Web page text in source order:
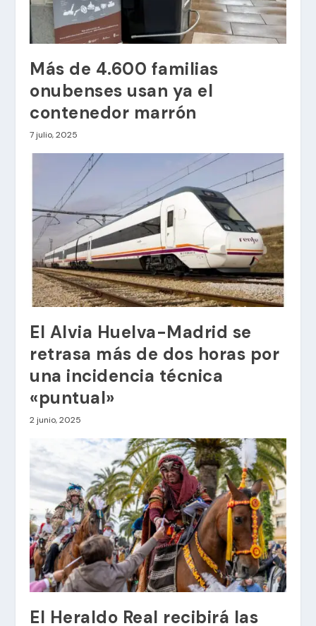
Más de 4.600 familias
onubenses usan ya el
contenedor marrón
7 julio, 2025
El Alvia Huelva-Madrid se
retrasa más de dos horas por
una incidencia técnica
«puntual»
2 junio, 2025
El Heraldo Real recibirá las